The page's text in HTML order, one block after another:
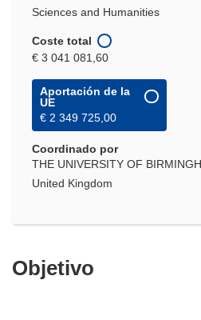
Sciences and Humanities
Coste total
€ 3 041 081,60
Aportación de la
UE
€ 2 349 725,00
Coordinado por
THE UNIVERSITY OF
United Kingdom
Objetivo